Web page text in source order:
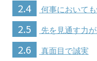
2.4 何事において
2.5 先を見通す力
2.6 真面目で誠実